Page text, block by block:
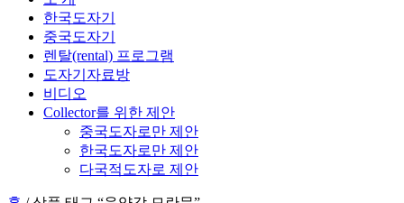
한국도자기
중국도자기
렌탈(rental) 프로그램
도자기자료방
비디오
Collector를 위한 제안
중국도자로만 제안
한국도자로만 제안
다국적도자로 제안